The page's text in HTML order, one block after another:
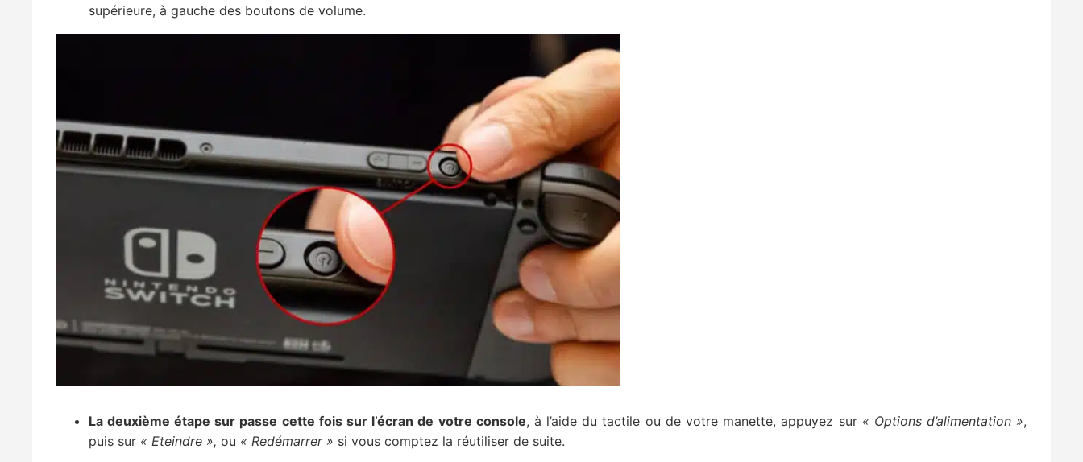
supérieure, à gauche des boutons de volume.
La deuxième étape sur passe cette fois sur l’écran de votre console, à l’aide du tactile ou de votre manette, appuyez sur« Options d’alimentation »,
puis sur « Eteindre », ou « Redémarrer » si vous comptez la réutiliser de suite.